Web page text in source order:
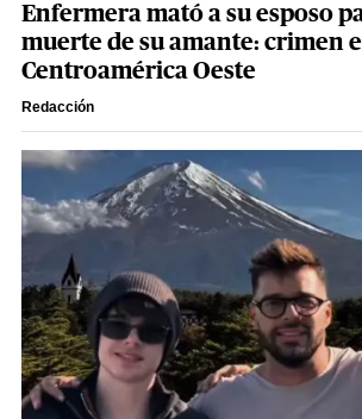
Enfermera mató a su esposo
muerte de su amante: crimen
Centroamérica Oeste
Redacción